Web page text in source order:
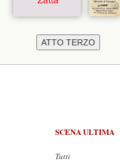
SCENA ULTIMA
Tutti